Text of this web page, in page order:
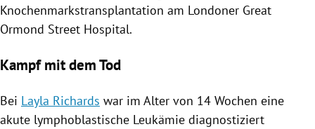
Knochenmarkstransplantation am Londoner Great
Ormond Street Hospital.
Kampf mit dem Tod
Bei Layla Richards war im Alter von 14 Wochen eine
akute lymphoblastische Leukämie diagnostiziert